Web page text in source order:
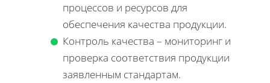
процессов и ресурсов для
обеспечения качества продукции.
Контроль качества – мониторинг и
проверка соответствия продукции
заявленным стандартам.